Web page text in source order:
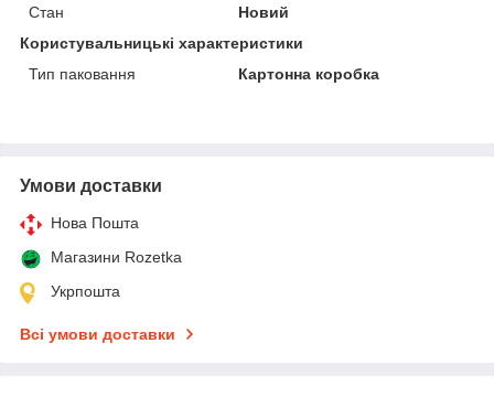
Стан
Новий
Користувальницькі характеристики
Тип паковання
Картонна коробка
Умови доставки
Нова Пошта
Магазини Rozetka
Укрпошта
Всі умови доставки